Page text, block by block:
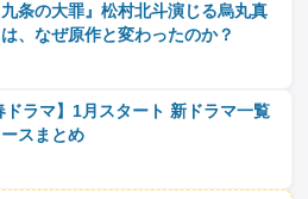
九条の大罪』松村北斗演じる烏丸真
、なぜ原作と変わったのか？
ドラマ】1月スタート 新ドラマ一覧
スまとめ